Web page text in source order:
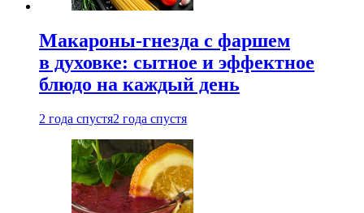
Макароны-гнезда с фаршем
в духовке: сытное и эффектное
блюдо на каждый день
2 года спустя2 года спустя